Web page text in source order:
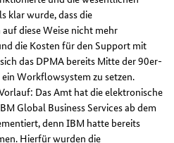
klar wurde, dass die
diese Weise nicht mehr
die Kosten für den Support mit
das DPMA bereits Mitte der 90er-
Workflowsystem zu setzen.
Das Amt hat die elektronische
Global Business Services ab dem
denn IBM hatte bereits
Hierfür wurden die